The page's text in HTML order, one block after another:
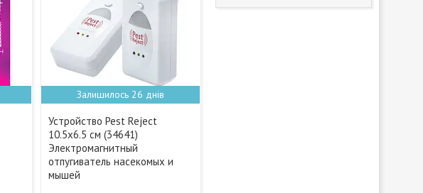
Залишилось 26 днів
Устройство Pest Reject
10.5х6.5 см (34641)
Электромагнитный
отпугиватель насекомых и
мышей